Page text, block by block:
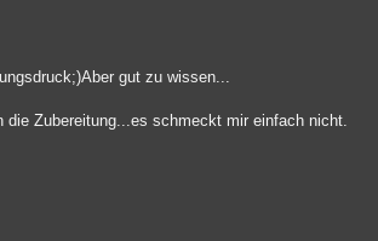
gut zu wissen...
die Zubereitung...es schmeckt mir einfach nicht.